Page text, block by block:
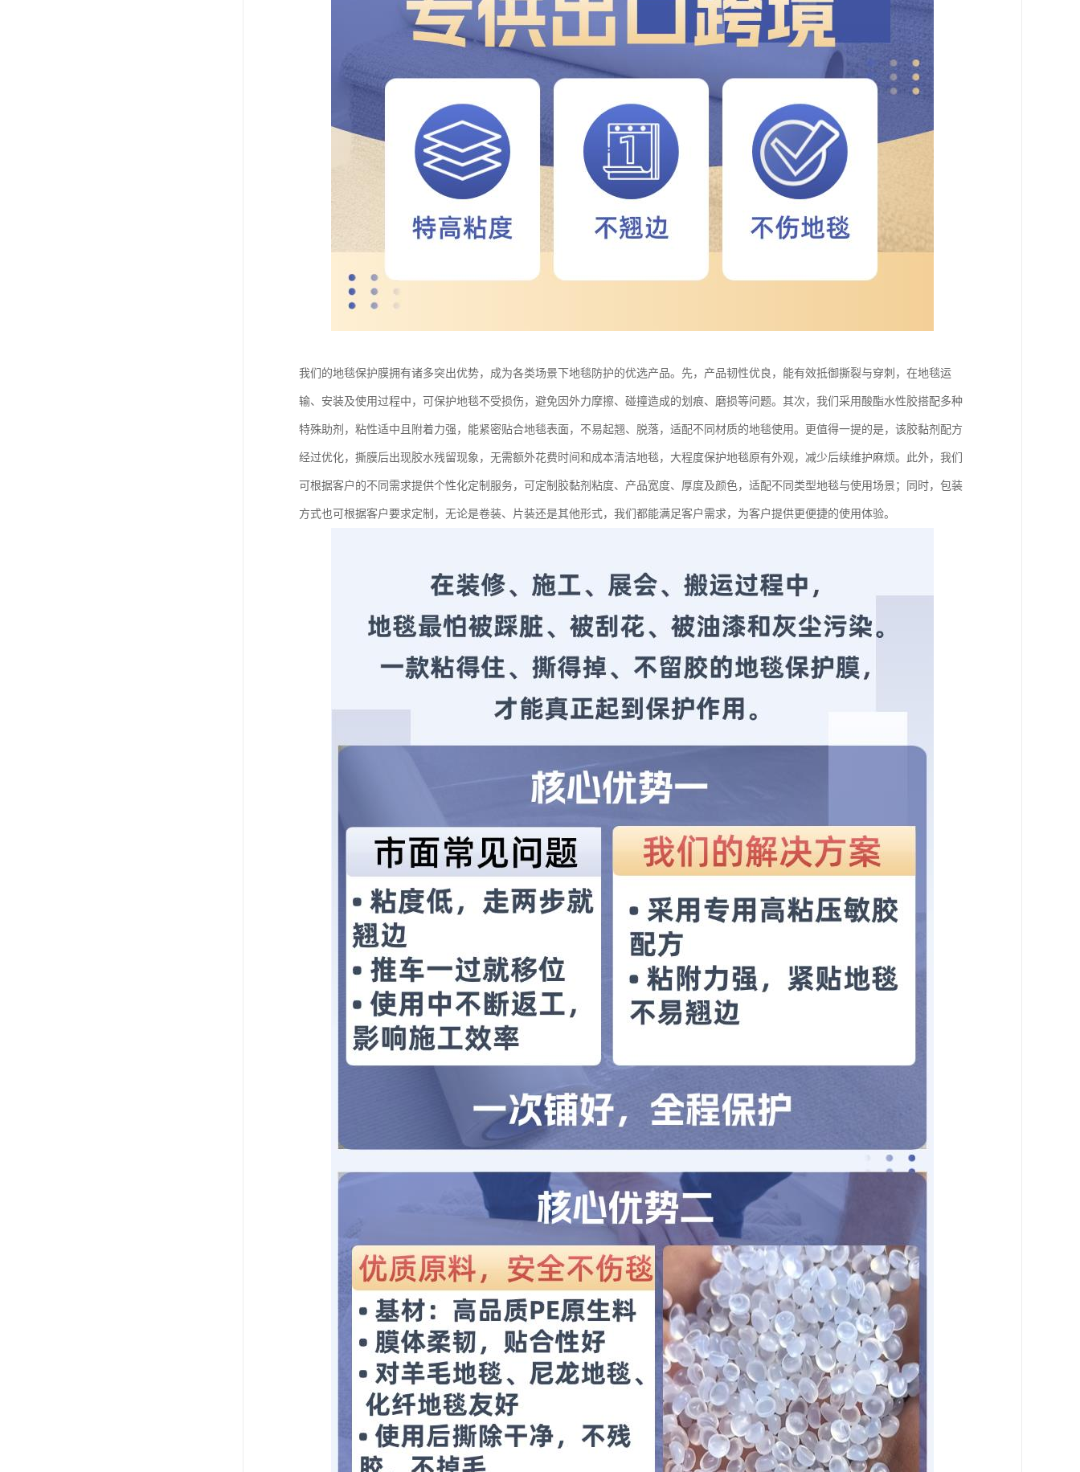
我们的地毯保护膜拥有诸多突出优势，成为各类场景下地毯防护的优选产品。先，产品韧性优良，能有效抵御撕裂与穿刺，在地毯运
输、安装及使用过程中，可保护地毯不受损伤，避免因外力摩擦、碰撞造成的划痕、磨损等问题。其次，我们采用酸酯水性胶搭配多种
特殊助剂，粘性适中且附着力强，能紧密贴合地毯表面，不易起翘、脱落，适配不同材质的地毯使用。更值得一提的是，该胶黏剂配方
经过优化，撕膜后出现胶水残留现象，无需额外花费时间和成本清洁地毯，大程度保护地毯原有外观，减少后续维护麻烦。此外，我们
可根据客户的不同需求提供个性化定制服务，可定制胶黏剂粘度、产品宽度、厚度及颜色，适配不同类型地毯与使用场景；同时，包装
方式也可根据客户要求定制，无论是卷装、片装还是其他形式，我们都能满足客户需求，为客户提供更便捷的使用体验。